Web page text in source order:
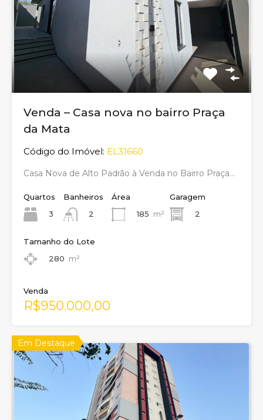
Venda – Casa nova no bairro Praça
da Mata
Código do Imóvel: EL31660
Casa Nova de Alto Padrão à Venda no Bairro Praça…
Quartos
3
Banheiros
2
Área
185 m²
Garagem
2
Tamanho do Lote
280 m²
Venda
R$950.000,00
Em Destaque